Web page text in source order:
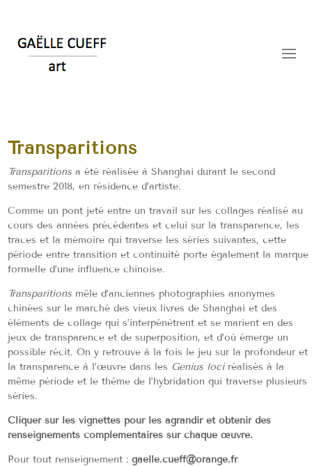
Transparitions
Transparitions a été réalisée à Shanghai durant le second
semestre 2018, en résidence d’artiste.
Comme un pont jeté entre un travail sur les collages réalisé au
cours des années précédentes et celui sur la transparence, les
traces et la mémoire qui traverse les séries suivantes, cette
période entre transition et continuité porte également la marque
formelle d’une influence chinoise.
Transparitions mêle d’anciennes photographies anonymes
chinées sur le marché des vieux livres de Shanghai et des
éléments de collage qui s’interpénètrent et se marient en des
jeux de transparence et de superposition, et d’où émerge un
possible récit. On y retrouve à la fois le jeu sur la profondeur et
la transparence à l’œuvre dans les Genius lociréalisés à la
même période et le thème de l’hybridation qui traverse plusieurs
séries.
Cliquer sur les vignettes pour les agrandir et obtenir des
renseignements complémentaires sur chaque œuvre.
Pour tout renseignement : gaelle.cueff@orange.fr